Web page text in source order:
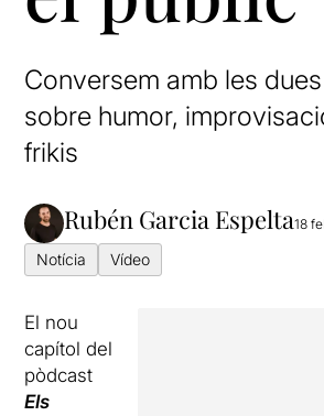
Conversem amb les
sobre humor,
frikis
Rubén Garcia Espelta18
Notícia Vídeo
El nou
capítol del
pòdcast
Els